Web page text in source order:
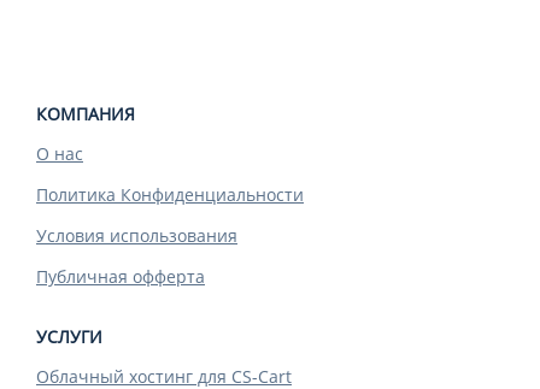
КОМПАНИЯ
О нас
Политика Конфиденциальности
Условия использования
Публичная офферта
УСЛУГИ
Облачный хостинг для CS-Cart